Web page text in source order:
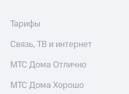
ТВ и телефон
Услуги
для дома
149 ₽/
Тарифы
Связь, ТВ и интернет
МТС Дома Отлично
МТС Дома Хорошо